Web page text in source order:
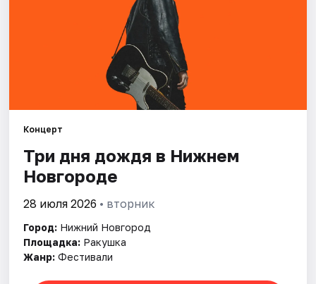
Города
Площадки
Рейтинги
Концерт
Три дня дождя в Нижнем
Новгороде
28 июля 2026 • вторник
Город: Нижний Новгород
Площадка: Ракушка
Жанр: Фестивали